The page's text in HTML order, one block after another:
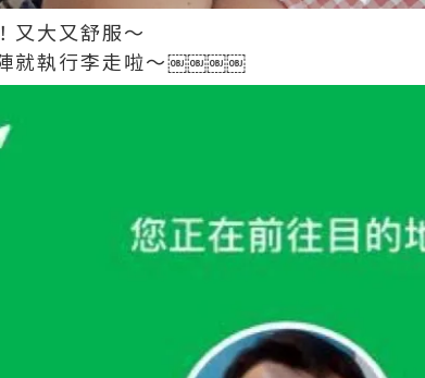
又大又舒服～
就執行李走啦～￼￼￼￼